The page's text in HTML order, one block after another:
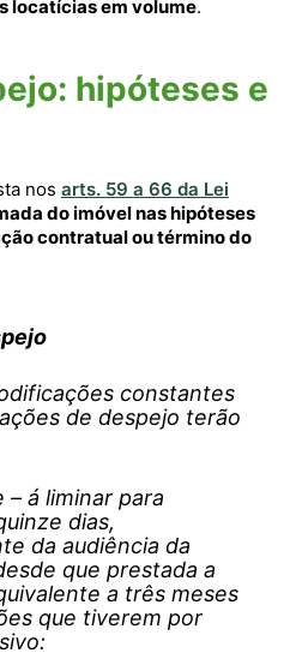
locatícias em volume.
hipóteses e
nos arts. 59 a 66 da Lei
do imóvel nas hipóteses
contratual ou término do
constantes
de despejo terão
– á liminar para
dias,
da audiência da
que prestada a
a três meses
que tiverem por